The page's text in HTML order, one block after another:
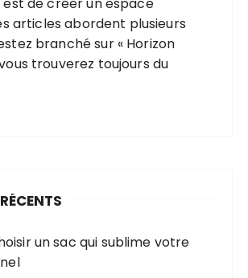
articles abordent plusieurs
branché sur « Horizon
trouverez toujours du
un sac qui sublime votre